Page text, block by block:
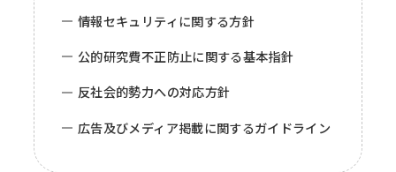
情報セキュリティに関する方針
公的研究費不正防止に関する基本指針
反社会的勢力への対応方針
広告及びメディア掲載に関するガイドライン